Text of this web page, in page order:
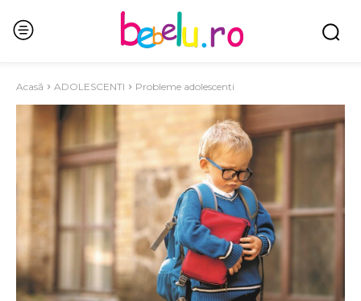
Acasă ADOLESCENTI Probleme adolescenti